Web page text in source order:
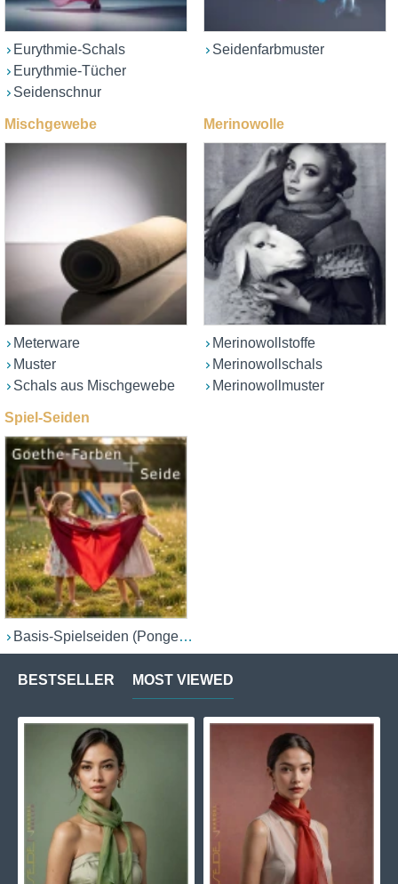
Eurythmie-Schals
Eurythmie-Tücher
Seidenschnur
Seidenfarbmuster
Mischgewebe
Meterware
Muster
Schals aus Mischgewebe
Merinowolle
Merinowollstoffe
Merinowollschals
Merinowollmuster
Spiel-Seiden
Basis-Spielseiden (Ponge 05/06)
BESTSELLER MOST VIEWED